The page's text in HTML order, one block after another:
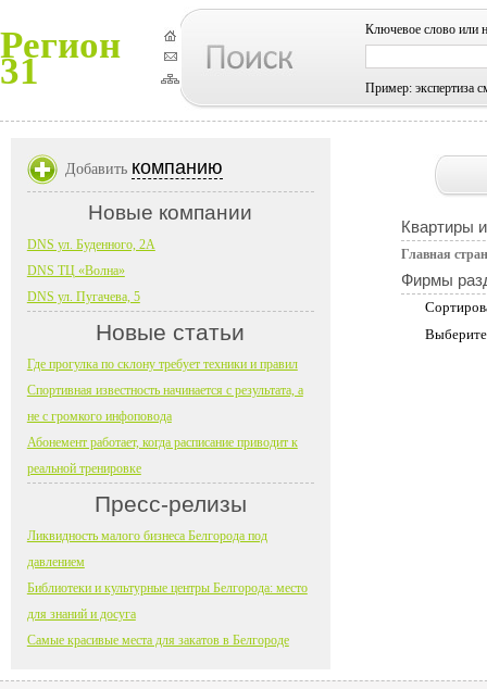
Регион
31
Ключевое слово или
Пример: экспертиза
Квартиры
Главная
Фирмы
Добавить компанию
Новые компании
DNS ул. Буденного, 2А
DNS ТЦ «Волна»
DNS ул. Пугачева, 5
Новые статьи
Где прогулка по склону требует техники и правил
Спортивная известность начинается с результата, а
не с громкого инфоповода
Абонемент работает, когда расписание приводит к
реальной тренировке
Пресс-релизы
Ликвидность малого бизнеса Белгорода под
давлением
Библиотеки и культурные центры Белгорода: место
для знаний и досуга
Самые красивые места для закатов в Белгороде